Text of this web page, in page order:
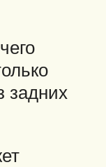
задних